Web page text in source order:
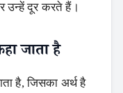
उन्हें दूर करते हैं।
जाता है
है, जिसका अर्थ है